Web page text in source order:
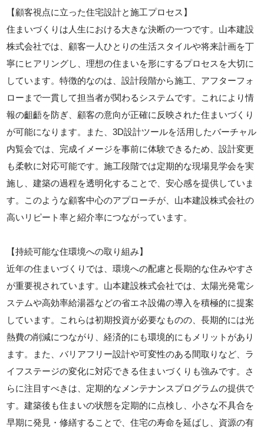
【顧客視点に立った住宅設計と施工プロセス】
住まいづくりは人生における大きな決断の一つです。山本建設
株式会社では、顧客一人ひとりの生活スタイルや将来計画を丁
寧にヒアリングし、理想の住まいを形にするプロセスを大切に
しています。特徴的なのは、設計段階から施工、アフターフォ
ローまで一貫して担当者が関わるシステムです。これにより情
報の齟齬を防ぎ、顧客の意向が正確に反映された住まいづくり
が可能になります。また、3D設計ツールを活用したバーチャル
内覧会では、完成イメージを事前に体験できるため、設計変更
も柔軟に対応可能です。施工段階では定期的な現場見学会を実
施し、建築の過程を透明化することで、安心感を提供していま
す。このような顧客中心のアプローチが、山本建設株式会社の
高いリピート率と紹介率につながっています。
【持続可能な住環境への取り組み】
近年の住まいづくりでは、環境への配慮と長期的な住みやすさ
が重要視されています。山本建設株式会社では、太陽光発電シ
ステムや高効率給湯器などの省エネ設備の導入を積極的に提案
しています。これらは初期投資が必要なものの、長期的には光
熱費の削減につながり、経済的にも環境的にもメリットがあり
ます。また、バリアフリー設計や可変性のある間取りなど、ラ
イフステージの変化に対応できる住まいづくりも強みです。さ
らに注目すべきは、定期的なメンテナンスプログラムの提供で
す。建築後も住まいの状態を定期的に点検し、小さな不具合を
早期に発見・修繕することで、住宅の寿命を延ばし、資源の有